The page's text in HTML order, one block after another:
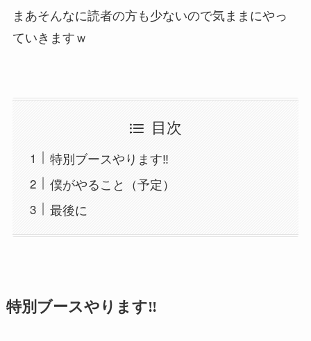
まあそんなに読者の方も少ないので気ままにやっ
ていきますｗ
目次
特別ブースやります‼
僕がやること（予定）
最後に
特別ブースやります‼